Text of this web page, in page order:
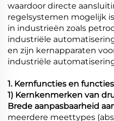
waardoor directe
regelsystemen mogelijk
in industrieën zoals
industriële
en zijn kernapparaten
industriële
1. Kernfuncties en functies
1) Kernkenmerken van
Brede aanpasbaarheid
meerdere meettypes